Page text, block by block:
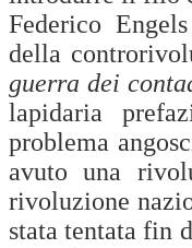
Federico
della
guerra dei
lapidaria
problema
avuto una
rivoluzione
stata tentata fin